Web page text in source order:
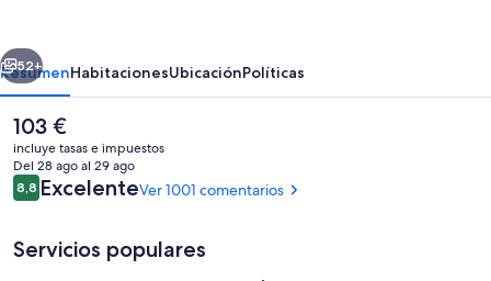
Mataro
Siguiente
52+
ResumenHabitacionesUbicaciónPolíticas
El
precio
actual
es
de
103 €
incluye tasas e impuestos
Del 28 ago al 29 ago
Comentarios
8,88,8 de 10
ExcelenteVer 1001 comentarios
Servicios populares